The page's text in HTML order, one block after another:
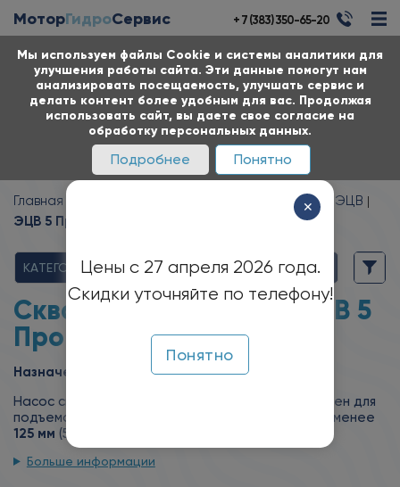
Мы используем файлы Cookie и системы аналитики для
улучшения работы сайта. Эти данные помогут нам
анализировать посещаемость, улучшать сервис и
делать контент более удобным для вас. Продолжая
использовать сайт, вы даете свое согласие на
обработку персональных данных.
Подробнее Понятно
МоторГидроСервис + 7 (383) 350-65-20
Главная
Насосы скважинные ЭЦВ
ЭЦВ 5 Промбурвод
КАТЕГОРИИ
Скважинные насосыЭЦВ 5
Промбурвод
Назначение:
Насос скважинный погружной ЭЦВ 5 предназначен для
подъема чистой воды из скважин диаметром не менее
125 мм (5 дюймов).
Больше информации
✕
Цены с 27 апреля 2026 года.
Скидки уточняйте по телефону!
Понятно